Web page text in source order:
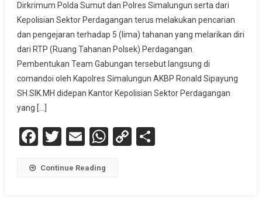
Dirkrimum Polda Sumut dan Polres Simalungun serta dari
Kepolisian Sektor Perdagangan terus melakukan pencarian
dan pengejaran terhadap 5 (lima) tahanan yang melarikan diri
dari RTP (Ruang Tahanan Polsek) Perdagangan.
Pembentukan Team Gabungan tersebut langsung di
comandoi oleh Kapolres Simalungun AKBP Ronald Sipayung
SH.SIK.MH didepan Kantor Kepolisian Sektor Perdagangan
yang […]
Facebook
Twitter
EmailWhatsApp
CopyShare
Continue Reading